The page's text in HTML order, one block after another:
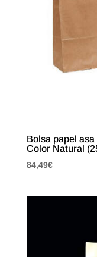
Bolsa papel
Color Natural
84,49€